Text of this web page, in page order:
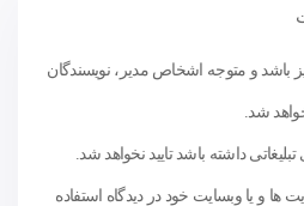
باشد و متوجه اشخاص مدیر، نویسندگان
شد.
داشته باشد تایید نخواهد شد.
ها و یا وبسایت خود در دیدگاه استفاده